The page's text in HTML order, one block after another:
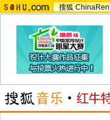
搜狐 ChinaRen